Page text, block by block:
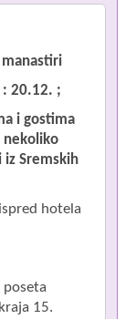
manastiri
: 20.12. ;
i gostima
nekoliko
iz Sremskih
hotela
poseta
15.